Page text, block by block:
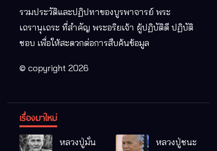
รวมประวัติและปฏิปทาของบูรพาจารย์ พระ
เถรานุเถระ ที่สำคัญ พระอริยเจ้า ผู้ปฏิบัติดี ปฏิบัติ
ชอบ เพื่อให้สะดวกต่อการสืบค้นข้อมูล
© copyright 2026
เรื่องมาใหม่
หลวงปู่มั่น
หลวงปู่ชนะ